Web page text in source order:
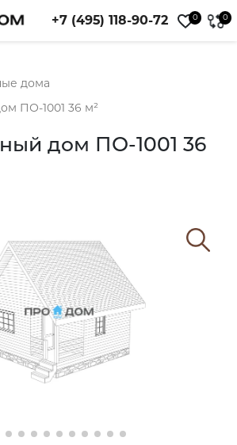
+7 (495) 118-90-72 0 0
дома
ПО-1001 36 м²
дом ПО-1001 36